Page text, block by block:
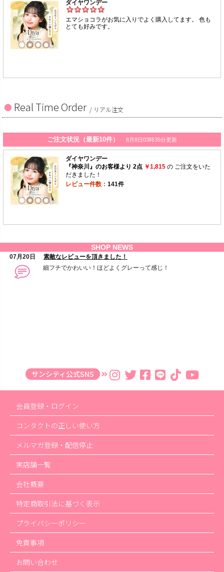
Real Time Order / リアル注文
サンシティ公式SNS
会員登録・ログイン
コンタクトの正しい使い方
メルマガ登録・配信停止
実店舗一覧
会社概要
特定商取引法に基づく表示
プライバシーポリシー
免責事項
お問い合わせ